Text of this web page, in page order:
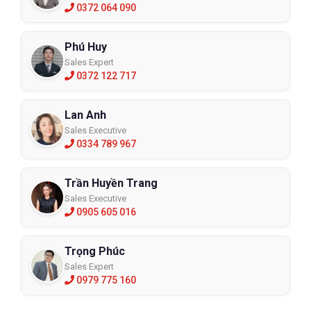
0372 064 090
Phú Huy
Sales Expert
0372 122 717
Lan Anh
Sales Executive
0334 789 967
Trần Huyền Trang
Sales Executive
0905 605 016
Trọng Phúc
Sales Expert
0979 775 160